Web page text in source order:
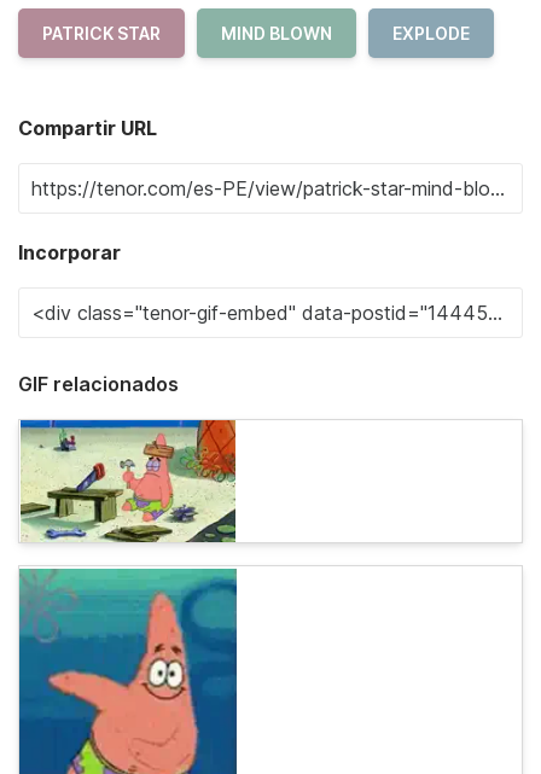
PATRICK STAR MIND BLOWN EXPLODE
Compartir URL
Incorporar
GIF relacionados